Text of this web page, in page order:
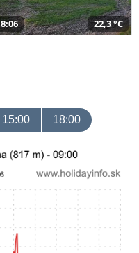
22,3 °C
15:00 18:00